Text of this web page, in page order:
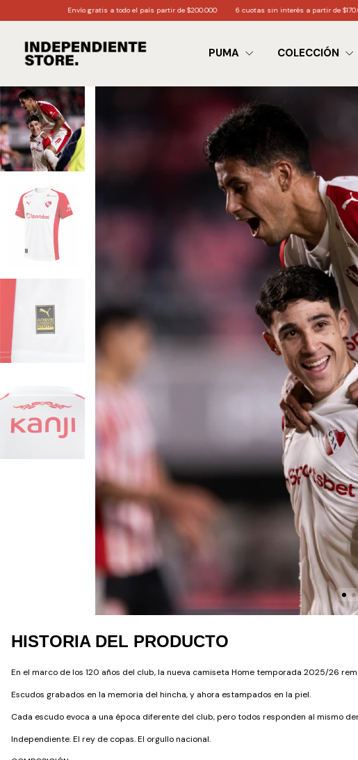
Envío gratis a todo el país partir de $200.000 6 cuotas sin interés a partir de $170.000 3 cuotas
PUMA COLECCIÓN
HISTORIA DEL PRODUCTO
En el marco de los 120 años del club, la nueva camiseta Home temporada 2025/26
Escudos grabados en la memoria del hincha, y ahora estampados en la piel.
Cada escudo evoca a una época diferente del club, pero todos responden al mismo
Independiente. El rey de copas. El orgullo nacional.